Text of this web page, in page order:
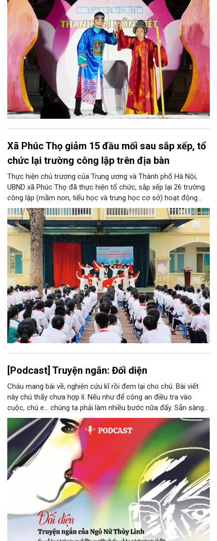
biệt, chương trình có sự giao lưu của các nghệ sĩ đến từ
phương Nam, góp phần tạo nên cuộc gặp gỡ nghệ thuật giàu
cảm xúc.
Xã Phúc Thọ giảm 15 đầu mối sau sắp xếp, tổ
chức lại trường công lập trên địa bàn
Thực hiện chủ trương của Trung ương và Thành phố Hà Nội,
UBND xã Phúc Thọ đã thực hiện tổ chức, sắp xếp lại 26 trường
công lập (mầm non, tiểu học và trung học cơ sở) hoạt động
độc lập thành 11 trường. Sau khi sắp xếp, xã Phúc Thọ giảm 15
đầu mối đơn vị, tỷ lệ tinh gọn đạt 57,69%.
[Podcast] Truyện ngắn: Đối diện
Cháu mang bài về, nghiên cứu kĩ rồi đem lại cho chú. Bài viết
này chú thấy chưa hợp lí. Nếu như để công an điều tra vào
cuộc, chú e… chúng ta phải làm nhiều bước nữa đấy. Sẵn sàng
thì tiếp tục nhé! Chú Minh cầm tập bài viết đưa lại cho Thy. Cô
ngại ngùng đỡ lấy. Đây là lần thứ ba, loạt bài phóng sự của mình
bị Tổng biên tập kêu lên để trả lại...